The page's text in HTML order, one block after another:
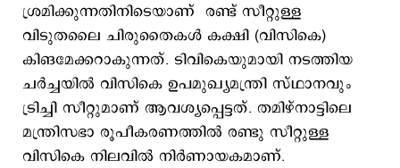
ശ്രമിക്കുന്നതിനിടെയാണ് രണ്ട് സീറ്റുള്ള
വിടുതലൈ ചിരുതൈകൾ കക്ഷി (വിസികെ)
കിങമേക്കറാകുന്നത്. ടിവികെയുമായി നടത്തിയ
ചര്‍ച്ചയില്‍ വിസികെ ഉപമുഖ്യമന്ത്രി സ്ഥാനവും
ട്രിച്ചി സീറ്റുമാണ് ആവശ്യപ്പെട്ടത്. തമിഴ്നാട്ടിലെ
മന്ത്രിസഭാ രൂപീകരണത്തില്‍ രണ്ടു സീറ്റുള്ള
വിസികെ നിലവില്‍ നിര്‍ണായകമാണ്.